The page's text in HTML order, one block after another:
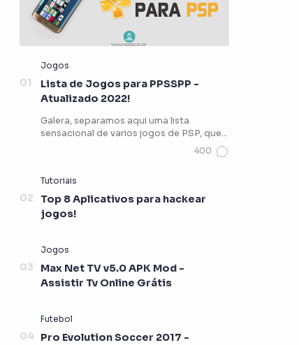
Lista de Jogos para PPSSPP -
Atualizado 2022!
Galera, separamos aqui uma lista
sensacional de varios jogos de PSP, que
Top 8 Aplicativos para hackear
jogos!
Max Net TV v5.0 APK Mod -
Assistir Tv Online Grátis
Pro Evolution Soccer 2017 -